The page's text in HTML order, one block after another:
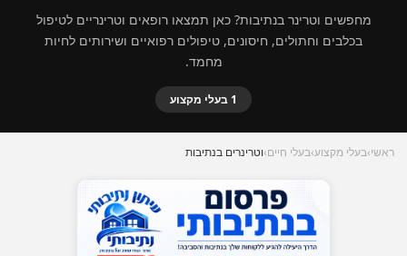
מחפשים וטרינר בנתיבות? כאן תמצאו רופאים וטרינריים לטיפול
בכלבים וחתולים, חיסונים, טיפולים רפואיים ושירותים לחיות
מחמד.
1 בעלי מקצוע
ראשי›בעלי מקצוע›בעלי חיים›וטרינרים בנתיבות